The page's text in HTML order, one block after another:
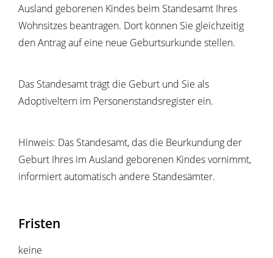
Ausland geborenen Kindes beim Standesamt Ihres
Wohnsitzes beantragen. Dort können Sie gleichzeitig
den Antrag auf eine neue Geburtsurkunde stellen.
Das Standesamt trägt die Geburt und Sie als
Adoptiveltern im Personenstandsregister ein.
Hinweis: Das Standesamt, das die Beurkundung der
Geburt Ihres im Ausland geborenen Kindes vornimmt,
informiert automatisch andere Standesämter.
Fristen
keine